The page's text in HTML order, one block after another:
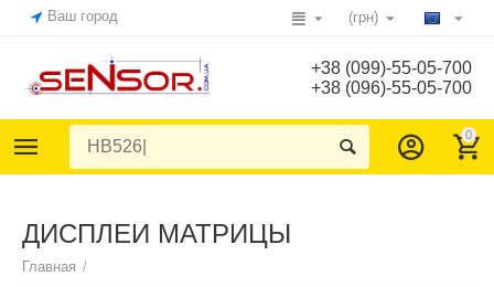
Ваш город (грн)
+38 (099)-55-05-700
+38 (096)-55-05-700
0
ДИСПЛЕИ МАТРИЦЫ
Главная /